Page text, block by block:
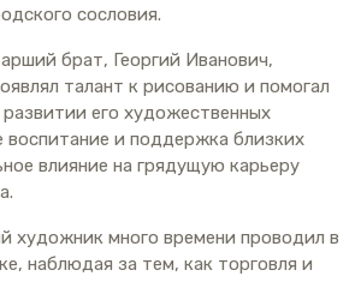
сословия.
брат, Георгий Иванович,
талант к рисованию и помогал
его художественных
воспитание и поддержка близких
влияние на грядущую карьеру
художник много времени проводил в
наблюдая за тем, как торговля и